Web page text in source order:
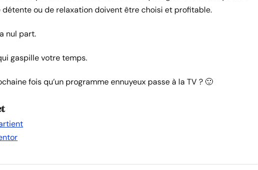
détente ou de relaxation doivent être choisi et profitable.
nul part.
gaspille votre temps.
fois qu’un programme ennuyeux passe à la TV ? 🙂